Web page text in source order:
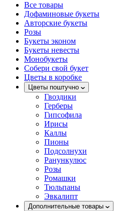
Все товары
Дофаминовые букеты
Авторские букеты
Розы
Букеты эконом
Букеты невесты
Монобукеты
Собери свой букет
Цветы в коробке
Цветы поштучно
Гвоздики
Герберы
Гипсофила
Ирисы
Каллы
Пионы
Подсолнухи
Ранункулюс
Розы
Ромашки
Тюльпаны
Эвкалипт
Дополнительные товары